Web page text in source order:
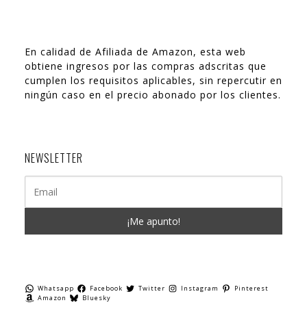
En calidad de Afiliada de Amazon, esta web
obtiene ingresos por las compras adscritas que
cumplen los requisitos aplicables, sin repercutir en
ningún caso en el precio abonado por los clientes.
NEWSLETTER
Whatsapp Facebook Twitter Instagram
Pinterest
Amazon
Bluesky